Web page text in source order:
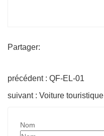
Partager:
précédent : QF-EL-01
suivant : Voiture touristique
Nom